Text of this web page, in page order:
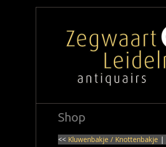
Shop
<< Kluwenbakje / Knottenbakje |